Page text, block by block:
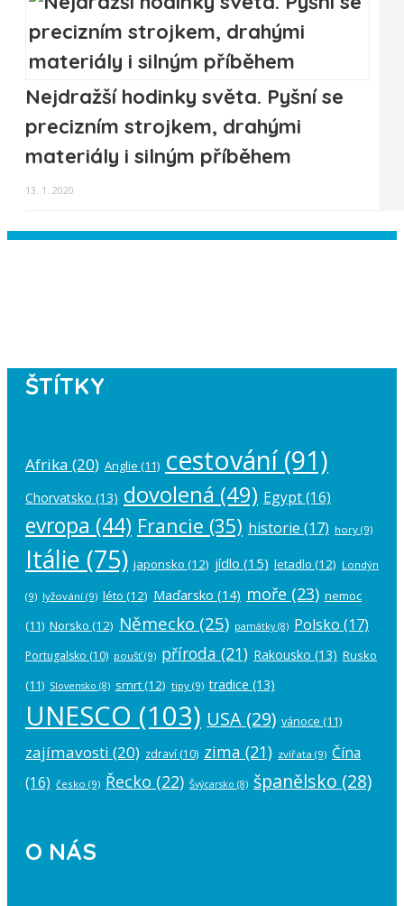
Nejdražší hodinky světa. Pyšní se
precizním strojkem, drahými
materiály i silným příběhem
13. 1. 2020
ŠTÍTKY
Afrika (20) Anglie (11) cestování(91)
Chorvatsko (13) dovolená (49) Egypt(16)
evropa (44) Francie (35) historie (17) hory (9)
Itálie (75) japonsko (12) jídlo (15) letadlo (12) Londýn
(9) lyžování (9) léto (12) Maďarsko (14) moře (23) nemoc
(11) Norsko (12) Německo (25) památky(8) Polsko (17)
Portugalsko (10) poušť(9) příroda (21) Rakousko (13) Rusko
(11) Slovensko (8) smrt(12) tipy (9) tradice (13)
UNESCO (103) USA (29) vánoce (11)
zajímavosti (20) zdraví (10) zima (21) zvířata (9) Čína
(16) česko (9) Řecko (22) Švýcarsko (8) španělsko (28)
O NÁS